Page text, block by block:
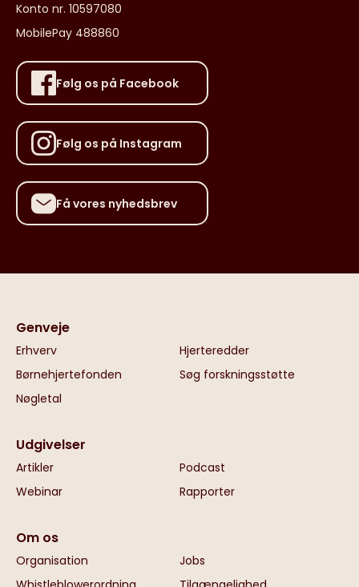
Konto nr. 10597080
MobilePay 488860
Følg os på Facebook
Følg os på Instagram
Få vores nyhedsbrev
Genveje
Erhverv
Hjerteredder
Børnehjertefonden
Søg forskningsstøtte
Nøgletal
Udgivelser
Artikler
Podcast
Webinar
Rapporter
Om os
Organisation
Jobs